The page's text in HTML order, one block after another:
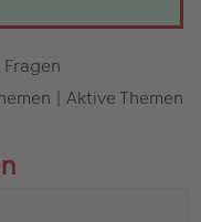
| Aktive Themen